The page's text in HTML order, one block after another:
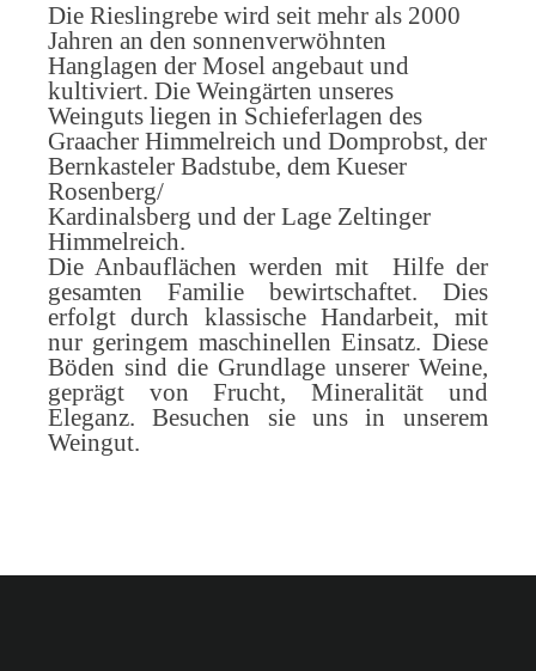
Die Rieslingrebe wird seit mehr als 2000
Jahren an den sonnenverwöhnten
Hanglagen der Mosel angebaut und
kultiviert. Die Weingärten unseres
Weinguts liegen in Schieferlagen des
Graacher Himmelreich und Domprobst, der
Bernkasteler Badstube, dem Kueser
Rosenberg/
Kardinalsberg und der Lage Zeltinger
Himmelreich.
Die Anbauflächen werden mit Hilfe der
gesamten Familie bewirtschaftet. Dies
erfolgt durch klassische Handarbeit, mit
nur geringem maschinellen Einsatz. Diese
Böden sind die Grundlage unserer Weine,
geprägt von Frucht, Mineralität und
Eleganz.Besuchen sie uns in unserem
Weingut.